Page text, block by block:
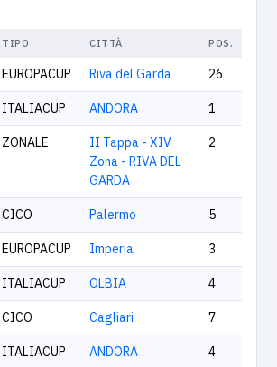
TIPO CITTÀ POS.
EUROPACUP Riva del Garda 26
ITALIACUP ANDORA 1
ZONALE
II Tappa - XIV
Zona - RIVA DEL
GARDA
2
CICO Palermo 5
EUROPACUP Imperia 3
ITALIACUP OLBIA 4
CICO Cagliari 7
ITALIACUP ANDORA 4